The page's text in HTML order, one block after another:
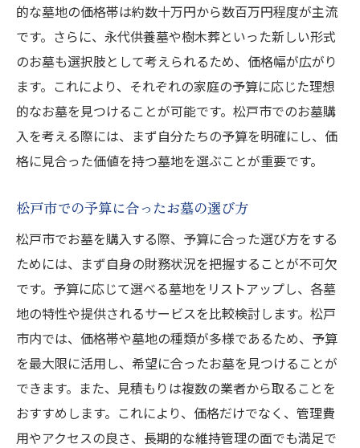
的な墓地の価格帯は約数十万円から数百万円程度が主流
です。さらに、永代供養墓や樹木葬といった新しい形式
のお墓も選択肢として考えられるため、価格幅が広がり
ます。これにより、それぞれの家庭の予算に応じた理想
的なお墓を見つけることが可能です。松戸市でのお墓購
入を考える際には、まず自分たちの予算を明確にし、価
格に見合った価値を持つ墓地を選ぶことが重要です。
松戸市での予算に合ったお墓の選び方
松戸市でお墓を購入する際、予算に合った選び方をする
ためには、まず自身の財務状況を把握することが不可欠
です。予算に応じて選べる墓地をリストアップし、各墓
地の特性や提供されるサービスを比較検討します。松戸
市内では、価格帯や墓地の種類が多様であるため、予算
を最大限に活用し、希望に合ったお墓を見つけることが
できます。また、見積もりは複数の業者から取ることを
おすすめします。これにより、価格だけでなく、管理費
用やアクセスの良さ、長期的な維持管理の面でも満足で